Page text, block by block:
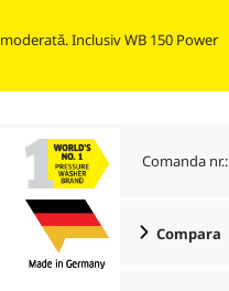
Inclusiv WB 150 Power
Comanda nr.:
Compara